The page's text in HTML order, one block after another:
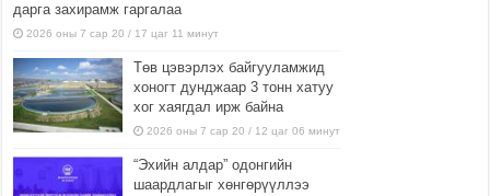
дарга захирамж гаргалаа
2026 оны 7 сар 20 / 17 цаг 11 минут
Төв цэвэрлэх байгууламжид
хоногт дунджаар 3 тонн хатуу
хог хаягдал ирж байна
2026 оны 7 сар 20 / 12 цаг 06 минут
“Эхийн алдар” одонгийн
шаардлагыг хөнгөрүүллээ